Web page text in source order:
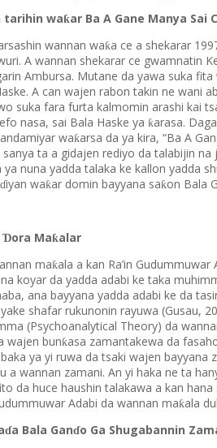
tarihin waƙar Ba A Gane Manya Sai
wannan waƙa ce a shekarar
A wannan shekarar ce gwamnatin
Ambursa. Mutane da yawa suka
A can wajen rabon takin ne wani
suka fara furta kalmomin arashi kai
nasa, sai Bala Haske ya ƙarasa.
waƙarsa da ya kira, “Ba A
sanya ta a gidajen rediyo da talabijin na
ya nuna yadda talaka ke kallon yadda
ɗiyan waƙar domin bayyana saƙon Bala
Ɗora Maƙalar
maƙala a kan Ra’in
koyar da yadda adabi ke taka
ana bayyana yadda adabi ke da
shafar rukunonin rayuwa (Gusau,
(Psychoanalytical Theory) da
wajen bunƙasa zamantakewa da
ya yi ruwa da tsaki wajen bayyana
a wannan zamani. An yi haka ne ta
da huce haushin talakawa a kan hana
Adabi da wannan maƙala
ɗa Bala Ganɗo Ga Shugabannin